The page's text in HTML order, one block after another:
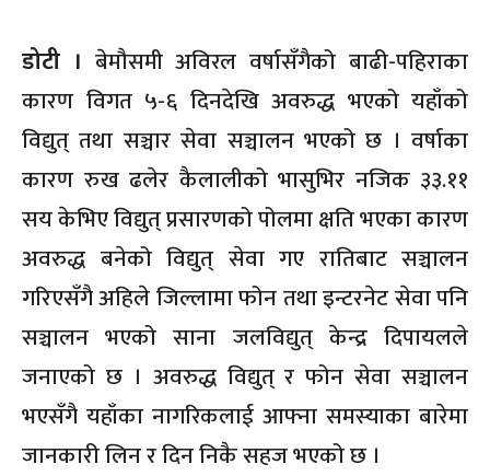
डोटी । बेमौसमी अविरल वर्षासँगैको बाढी-पहिराका
कारण विगत ५-६ दिनदेखि अवरुद्ध भएको यहाँको
विद्युत् तथा सञ्चार सेवा सञ्चालन भएको छ । वर्षाका
कारण रुख ढलेर कैलालीको भासुभिर नजिक ३३.११
सय केभिए विद्युत् प्रसारणको पोलमा क्षति भएका कारण
अवरुद्ध बनेको विद्युत् सेवा गए रातिबाट सञ्चालन
गरिएसँगै अहिले जिल्लामा फोन तथा इन्टरनेट सेवा पनि
सञ्चालन भएको साना जलविद्युत् केन्द्र दिपायलले
जनाएको छ । अवरुद्ध विद्युत् र फोन सेवा सञ्चालन
भएसँगै यहाँका नागरिकलाई आफ्ना समस्याका बारेमा
जानकारी लिन र दिन निकै सहज भएको छ ।